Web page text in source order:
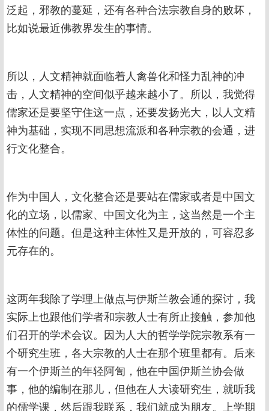
泛起，邪教的蔓延，还有各种合法宗教自身的败坏，
比如说最近佛教界发生的事情。
所以，人文精神就面临着人禽兽化和怪力乱神的冲
击，人文精神的空间似乎越来越小了。所以，我觉得
儒家还是要坚守住这一点，还要发扬光大，以人文精
神为基础，实现不同思想流派和各种宗教的会通，进
行文化整合。
作为中国人，文化整合还是要站在儒家或者是中国文
化的立场，以儒家、中国文化为主，这当然是一个主
体性的问题。但是这种主体性又是开放的，可容忍多
元存在的。
这两年我除了学理上做点与伊斯兰教会通的探讨，我
实际上也跟他们学者和宗教人士有所止接触，参加他
们召开的学术会议。因为人大的哲学学院宗教系有一
个研究生班，各大宗教的人士在那个班里都有。后来
有一个伊斯兰的年轻阿訇，他在中国伊斯兰协会做
事，他的编制在那儿，但他在人大读研究生，就听我
的儒学课，然后跟我联系，我们就成为朋友。上学期